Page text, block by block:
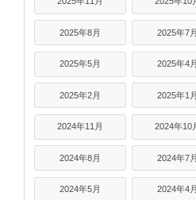
2025年8月 2025年7月
2025年5月 2025年4月
2025年2月 2025年1月
2024年11月 2024年10
2024年8月 2024年7月
2024年5月 2024年4月